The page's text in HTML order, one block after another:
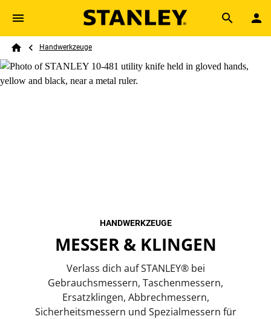
Skip to main content
Search
Breadcrumb
Handwerkzeuge
HANDWERKZEUGE
MESSER & KLINGEN
Verlass dich auf STANLEY® bei
Gebrauchsmessern, Taschenmessern,
Ersatzklingen, Abbrechmessern,
Sicherheitsmessern und Spezialmessern für